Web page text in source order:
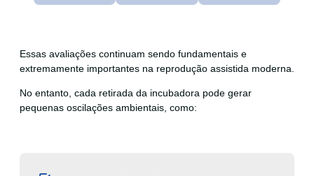
Essas avaliações continuam sendo fundamentais e
extremamente importantes na reprodução assistida moderna.
No entanto, cada retirada da incubadora pode gerar
pequenas oscilações ambientais, como: